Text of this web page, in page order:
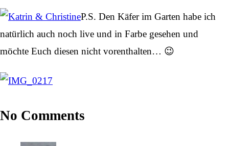
P.S. Den Käfer im Garten habe ich
natürlich auch noch live und in Farbe gesehen und
möchte Euch diesen nicht vorenthalten… 😉
No Comments